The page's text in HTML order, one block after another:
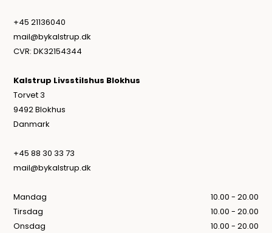
+45 21136040
mail@bykalstrup.dk
CVR: DK32154344
Kalstrup Livsstilshus Blokhus
Torvet 3
9492 Blokhus
Danmark
+45 88 30 33 73
mail@bykalstrup.dk
Mandag
10.00 - 20.00
Tirsdag
10.00 - 20.00
Onsdag
10.00 - 20.00